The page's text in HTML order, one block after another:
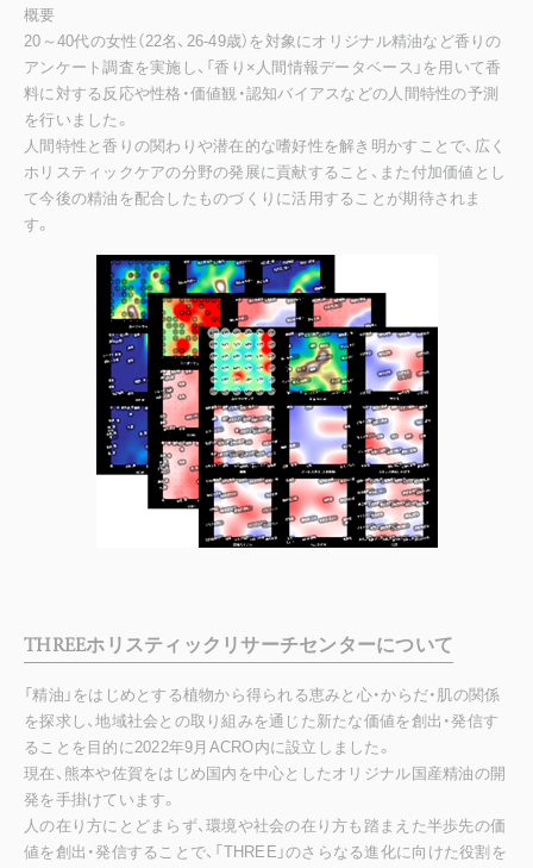
概要
20～40代の女性（22名、26-49歳）を対象にオリジナル精油など香りの
アンケート調査を実施し、「香り×人間情報データベース」を用いて香
料に対する反応や性格・価値観・認知バイアスなどの人間特性の予測
を行いました。
人間特性と香りの関わりや潜在的な嗜好性を解き明かすことで、広く
ホリスティックケアの分野の発展に貢献すること、また付加価値とし
て今後の精油を配合したものづくりに活用することが期待されま
す。
THREEホリスティックリサーチセンターについて
「精油」をはじめとする植物から得られる恵みと心・からだ・肌の関係
を探求し、地域社会との取り組みを通じた新たな価値を創出・発信す
ることを目的に2022年9月ACRO内に設立しました。
現在、熊本や佐賀をはじめ国内を中心としたオリジナル国産精油の開
発を手掛けています。
人の在り方にとどまらず、環境や社会の在り方も踏まえた半歩先の価
値を創出・発信することで、「THREE」のさらなる進化に向けた役割を